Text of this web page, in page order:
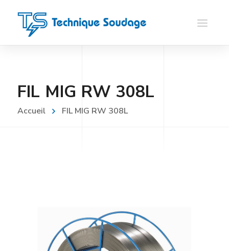
FIL MIG RW 308L
Accueil FIL MIG RW 308L